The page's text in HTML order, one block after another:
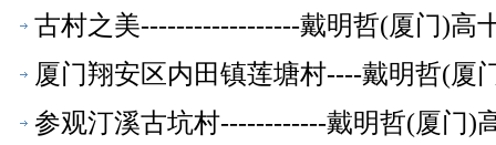
古村之美------------------戴明哲(厦门)高
厦门翔安区内田镇莲塘村----戴明哲(厦
参观汀溪古坑村------------戴明哲(厦门)